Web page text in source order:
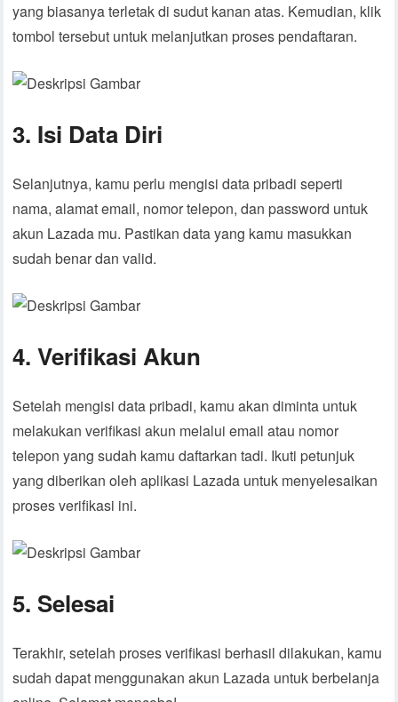
yang biasanya terletak di sudut kanan atas. Kemudian, klik
tombol tersebut untuk melanjutkan proses pendaftaran.
3. Isi Data Diri
Selanjutnya, kamu perlu mengisi data pribadi seperti
nama, alamat email, nomor telepon, dan password untuk
akun Lazada mu. Pastikan data yang kamu masukkan
sudah benar dan valid.
4. Verifikasi Akun
Setelah mengisi data pribadi, kamu akan diminta untuk
melakukan verifikasi akun melalui email atau nomor
telepon yang sudah kamu daftarkan tadi. Ikuti petunjuk
yang diberikan oleh aplikasi Lazada untuk menyelesaikan
proses verifikasi ini.
5. Selesai
Terakhir, setelah proses verifikasi berhasil dilakukan, kamu
sudah dapat menggunakan akun Lazada untuk berbelanja